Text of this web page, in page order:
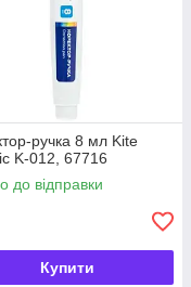
ручка 8 мл Kite
K-012, 67716
до відправки
Купити